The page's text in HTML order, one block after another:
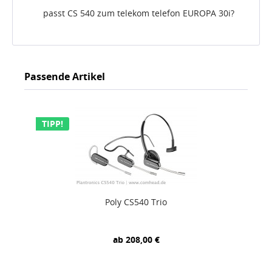
passt CS 540 zum telekom telefon EUROPA 30i?
Passende Artikel
TIPP!
Poly CS540 Trio
ab 208,00 €